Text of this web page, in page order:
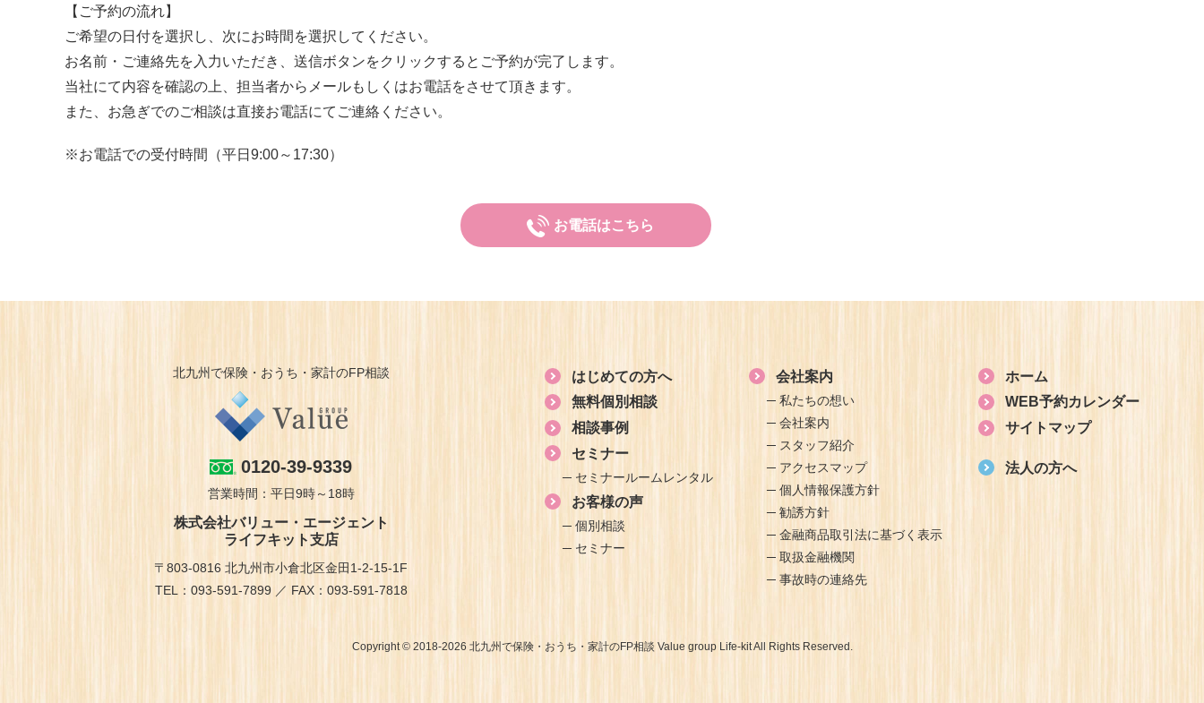
【ご予約の流れ】
ご希望の日付を選択し、次にお時間を選択してください。
お名前・ご連絡先を入力いただき、送信ボタンをクリックするとご予約が完了します。
当社にて内容を確認の上、担当者からメールもしくはお電話をさせて頂きます。
また、お急ぎでのご相談は直接お電話にてご連絡ください。
お電話での受付時間（平日9:00～17:30）
お電話はこちら
北九州で保険・おうち・家計のFP相談
0120-39-9339
営業時間：平日9時～18時
株式会社バリュー・エージェント
ライフキット支店
〒803-0816 北九州市小倉北区金田1-2-15-1F
TEL：093-591-7899 ／ FAX：093-591-7818
はじめての方へ
無料個別相談
相談事例
セミナー
セミナールームレンタル
お客様の声
個別相談
セミナー
会社案内
私たちの想い
会社案内
スタッフ紹介
アクセスマップ
個人情報保護方針
勧誘方針
金融商品取引法に基づく表示
取扱金融機関
事故時の連絡先
ホーム
WEB予約カレンダー
サイトマップ
法人の方へ
Copyright © 2018-2026 北九州で保険・おうち・家計のFP相談 Value group Life-kit All Rights Reserved.